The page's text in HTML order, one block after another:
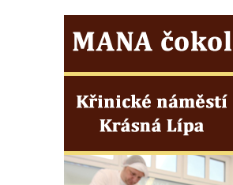
Kostel svatého Václava ve Strupčicích
Žernosekách
Kaple svatého Urbana ve Velkých
Kaple svatého Huberta u hradiště Hrádek u